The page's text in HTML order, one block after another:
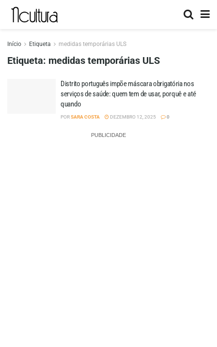
Início Etiqueta medidas temporárias ULS
Etiqueta: medidas temporárias ULS
Distrito português impõe máscara obrigatória nos
serviços de saúde: quem tem de usar, porquê e até
quando
PORSARA COSTA DEZEMBRO 12, 2025 0
PUBLICIDADE